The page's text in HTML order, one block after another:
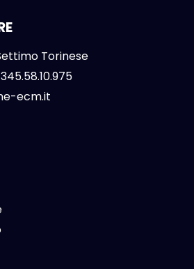
Torinese
345.58.10.975
ecm.it